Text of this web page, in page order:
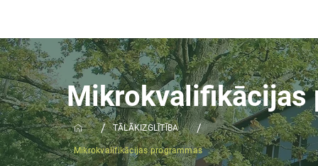
Mikrokvalifikācijas
/ TĀLĀKIZGLĪTĪBA /
Mikrokvalifikācijas programmas